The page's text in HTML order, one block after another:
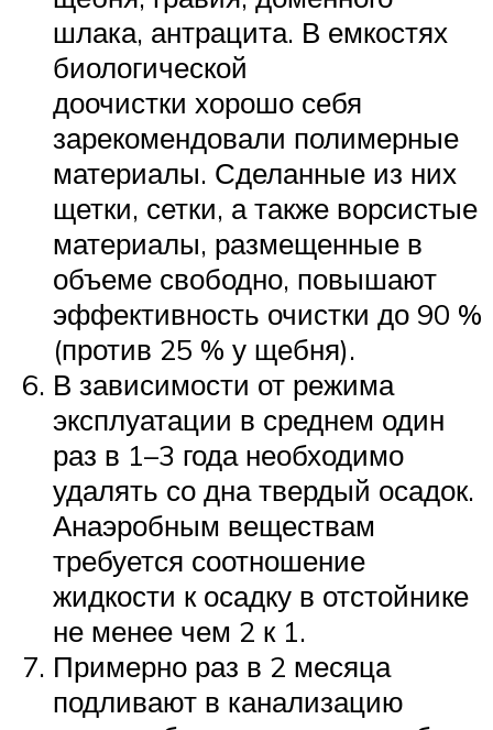
шлака, антрацита. В емкостях
биологической
доочистки хорошо себя
зарекомендовали полимерные
материалы. Сделанные из них
щетки, сетки, а также ворсистые
материалы, размещенные в
объеме свободно, повышают
эффективность очистки до 90 %
(против 25 % у щебня).
В зависимости от режима
эксплуатации в среднем один
раз в 1–3 года необходимо
удалять со дна твердый осадок.
Анаэробным веществам
требуется соотношение
жидкости к осадку в отстойнике
не менее чем 2 к 1.
Примерно раз в 2 месяца
подливают в канализацию